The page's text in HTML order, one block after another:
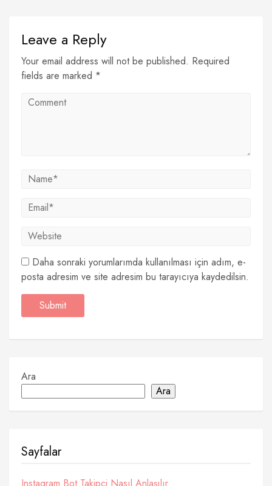
Leave a Reply
Your email address will not be published. Required
fields are marked *
Daha sonraki yorumlarımda kullanılması için adım, e-
posta adresim ve site adresim bu tarayıcıya kaydedilsin.
Ara
Ara
Sayfalar